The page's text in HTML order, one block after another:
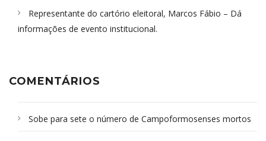
Representante do cartório eleitoral, Marcos Fábio – Dá
informações de evento institucional.
COMENTÁRIOS
Sobe para sete o número de Campoformosenses mortos